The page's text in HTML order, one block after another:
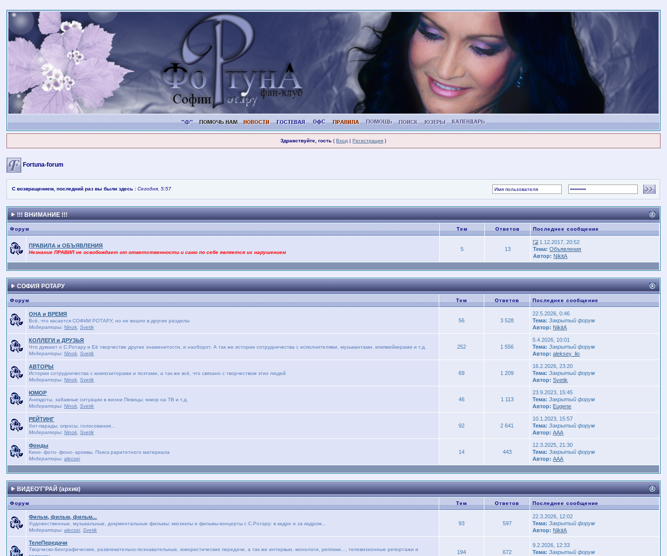
Здравствуйте, гость (Вход |Регистрация )
Fortuna-forum
С возвращением, последний раз вы были здесь :Сегодня, 5:57
!!! ВНИМАНИЕ !!!
Форум Тем Ответов Последнее сообщение
ПРАВИЛА и ОБЪЯВЛЕНИЯ
Незнание ПРАВИЛ не освобождает от ответственности и само по себе является их нарушением
5 13
1.12.2017, 20:52
Тема: Объявления
Автор: NikitA
СОФИЯ РОТАРУ
Форум Тем Ответов Последнее сообщение
ОНА и ВРЕМЯ
Bсё, что касается СОФИИ РОТАРУ, но не вошло в другие разделы
Модераторы:Ninok ,Svetik
56 3 528
22.5.2026, 0:46
Тема: Закрытый форум
Автор: NikitA
КОЛЛЕГИ и ДРУЗЬЯ
Что думают о С.Ротару и Её творчестве другие знаменитости, и наоборот. А так же истории сотрудничества с исполнителями, музыкантами, клипмейкерами и т.д.
Модераторы:Ninok ,Svetik
252 1 556
5.4.2026, 10:01
Тема: Закрытый форум
Автор: aleksey_lio
АВТОРЫ
Истории сотрудничества с композиторами и поэтами, а так же всё, что связано с творчеством этих людей
Модераторы:Ninok ,Svetik
69 1 209
16.2.2026, 23:20
Тема: Закрытый форум
Автор: Svetik
ЮМОР
Анекдоты, забавные ситуации в жизни Певицы; юмор на ТВ и т.д.
Модераторы:Ninok ,Svetik
46 1 113
23.9.2023, 15:45
Тема: Закрытый форум
Автор: Eugene
РЕЙТИНГ
Хит-парады, опросы, голосования...
Модераторы:Ninok ,Svetik
92 2 641
10.1.2023, 15:57
Тема: Закрытый форум
Автор: AAA
Фонды
Кино- фото- фоно- архивы. Поиск раритетного материала
Модераторы:alecsei
14 443
12.3.2025, 21:30
Тема: Закрытый форум
Автор: AAA
ВИДЕО'Г'РАЙ (архив)
Форум Тем Ответов Последнее сообщение
Фильм, фильм, фильм...
Художественные, музыкальные, документальные фильмы; мюзиклы и фильмы-концерты с С.Ротару: в кадре и за кадром...
Модераторы:alecsei,Svetik
93 597
22.3.2026, 12:02
Тема: Закрытый форум
Автор: NikitA
ТелеПередачи
Творческо-биографические, развлекательно-познавательные, юмористические передачи, а так же интервью, монологи, реплики..., телевизионные репортажи и
194 672
9.2.2026, 12:33
Тема: Закрытый форум